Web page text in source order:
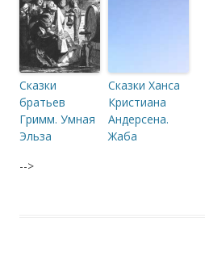
Сказки
братьев
Гримм. Умная
Эльза
Сказки Ханса
Кристиана
Андерсена.
Жаба
-->